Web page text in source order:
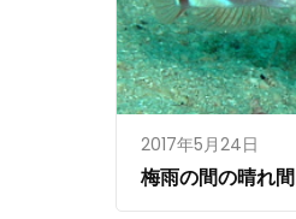
2017年5月24日
梅雨の間の晴れ